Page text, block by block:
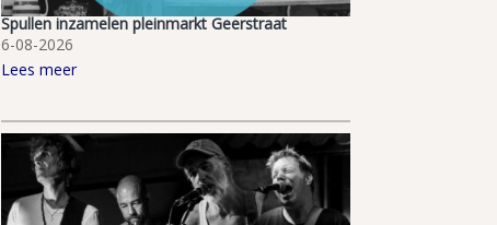
Spullen inzamelen pleinmarkt Geerstraat
6-08-2026
Lees meer